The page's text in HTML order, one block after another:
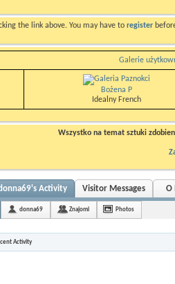
the link above. You may have to register
Galerie
Bożena P
Idealny French
Wszystko na temat sztuki
Activity Visitor Messages O
donna69 Znajomi Photos
Activity